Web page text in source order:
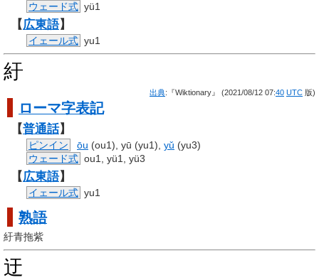
ウェード式 yü1
【広東語】
イェール式 yu1
紆
出典:『Wiktionary』 (2021/08/12 07:40 UTC 版)
ローマ字表記
【普通話】
ピンイン ōu (ou1), yū (yu1), yǔ (yu3)
ウェード式 ou1, yü1, yü3
【広東語】
イェール式 yu1
熟語
紆青拖紫
迂